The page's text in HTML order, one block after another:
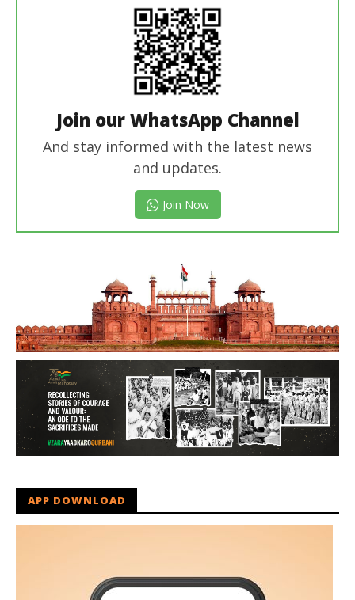
Join our WhatsApp Channel
And stay informed with the latest news
and updates.
Join Now
APP DOWNLOAD